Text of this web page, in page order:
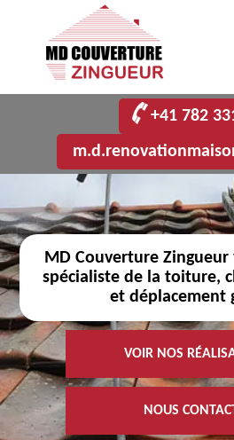
+41 782
MD Couverture
spécialiste de la toiture,
et déplacement
VOIR NOS
NOUS